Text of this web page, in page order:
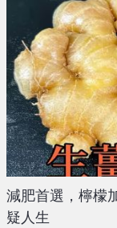
減肥首選，檸檬
疑人生